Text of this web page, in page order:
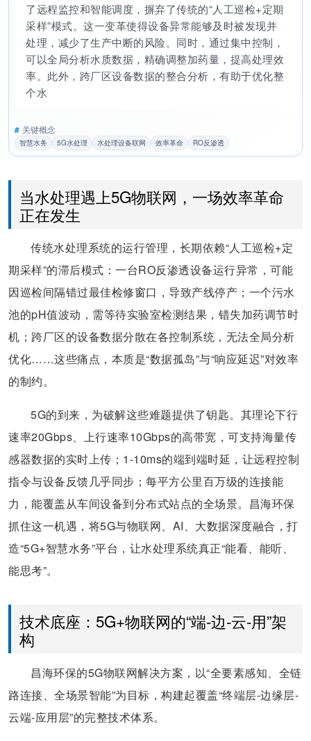
了远程监控和智能调度，摒弃了传统的“人工巡检+定期
采样”模式。这一变革使得设备异常能够及时被发现并
处理，减少了生产中断的风险。同时，通过集中控制，
可以全局分析水质数据，精确调整加药量，提高处理效
率。此外，跨厂区设备数据的整合分析，有助于优化整
个水处理系统的运行。这不仅提升
# 关键概念
智慧水务 5G水处理 水处理设备联网 效率革命 RO反渗透
当水处理遇上5G物联网，一场效率革命
正在发生
传统水处理系统的运行管理，长期依赖“人工巡检+定
期采样”的滞后模式：一台RO反渗透设备运行异常，可能
因巡检间隔错过最佳检修窗口，导致产线停产；一个污水
池的pH值波动，需等待实验室检测结果，错失加药调节时
机；跨厂区的设备数据分散在各控制系统，无法全局分析
优化……这些痛点，本质是“数据孤岛”与“响应延迟”对效率
的制约。
5G的到来，为破解这些难题提供了钥匙。其理论下行
速率20Gbps、上行速率10Gbps的高带宽，可支持海量传
感器数据的实时上传；1-10ms的端到端时延，让远程控制
指令与设备反馈几乎同步；每平方公里百万级的连接能
力，能覆盖从车间设备到分布式站点的全场景。昌海环保
抓住这一机遇，将5G与物联网、AI、大数据深度融合，打
造“5G+智慧水务”平台，让水处理系统真正“能看、能听、
能思考”。
技术底座：5G+物联网的“端-边-云-用”架
构
昌海环保的5G物联网解决方案，以“全要素感知、全链
路连接、全场景智能”为目标，构建起覆盖“终端层-边缘层-
云端-应用层”的完整技术体系。